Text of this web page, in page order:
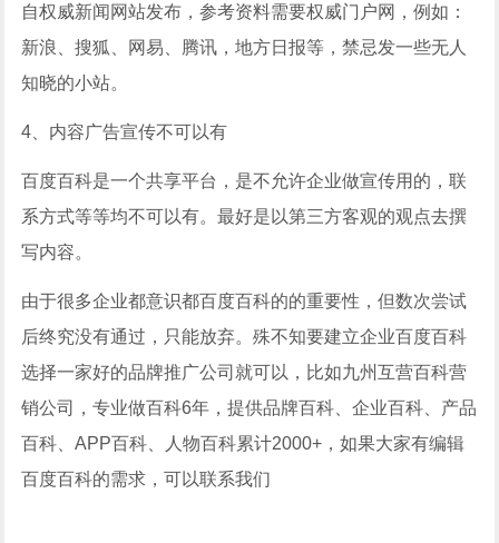
自权威新闻网站发布，参考资料需要权威门户网，例如：
新浪、搜狐、网易、腾讯，地方日报等，禁忌发一些无人
知晓的小站。
4、内容广告宣传不可以有
百度百科是一个共享平台，是不允许企业做宣传用的，联
系方式等等均不可以有。最好是以第三方客观的观点去撰
写内容。
由于很多企业都意识都百度百科的的重要性，但数次尝试
后终究没有通过，只能放弃。殊不知要建立企业百度百科
选择一家好的品牌推广公司就可以，比如九州互营百科营
销公司，专业做百科6年，提供品牌百科、企业百科、产品
百科、APP百科、人物百科累计2000+，如果大家有编辑
百度百科的需求，可以联系我们